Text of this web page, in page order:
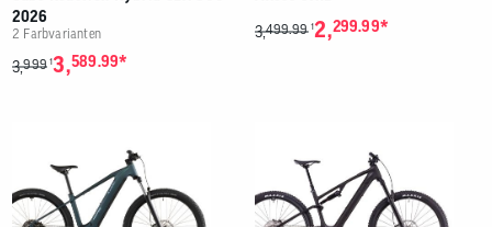
2026
2 Farbvarianten
3,999 13,589.99*
3,499.99 12,299.99*